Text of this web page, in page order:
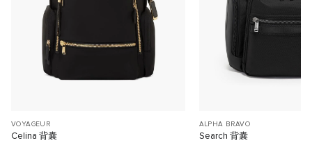
VOYAGEUR
Celina 背囊
ALPHA BRAVO
Search 背囊